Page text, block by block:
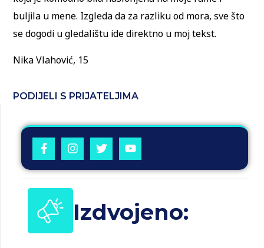
buljila u mene. Izgleda da za razliku od mora, sve što
se dogodi u gledalištu ide direktno u moj tekst.
Nika Vlahović, 15
PODIJELI S PRIJATELJIMA
Izdvojeno: